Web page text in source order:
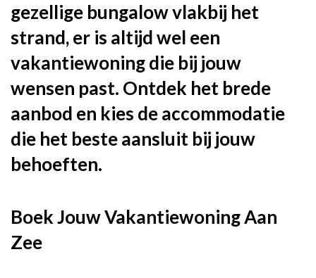
gezellige bungalow vlakbij het
strand, er is altijd wel een
vakantiewoning die bij jouw
wensen past. Ontdek het brede
aanbod en kies de accommodatie
die het beste aansluit bij jouw
behoeften.
Boek Jouw Vakantiewoning Aan
Zee